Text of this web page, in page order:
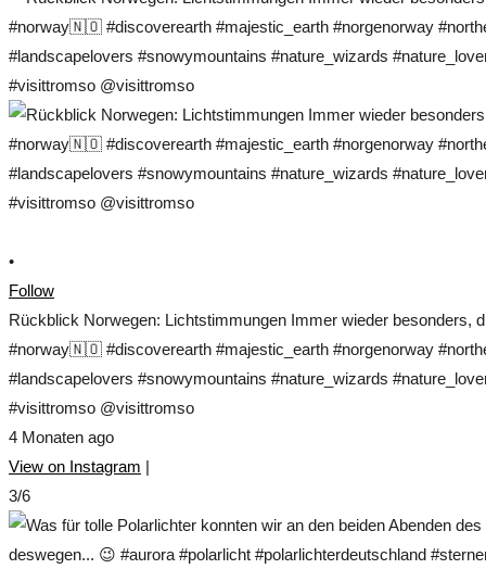
•
Follow
Rückblick Norwegen: Lichtstimmungen Immer wieder besonders,
#norway🇳🇴 #discoverearth #majestic_earth #norgenorway
#landscapelovers #snowymountains #nature_wizards
#visittromso @visittromso
4 Monaten ago
View on Instagram |
3/6